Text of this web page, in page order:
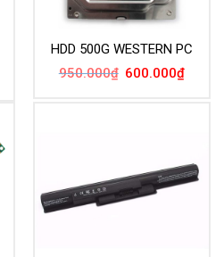
HDD 500G WESTERN PC
950.000₫ Giá
600.000₫Giá